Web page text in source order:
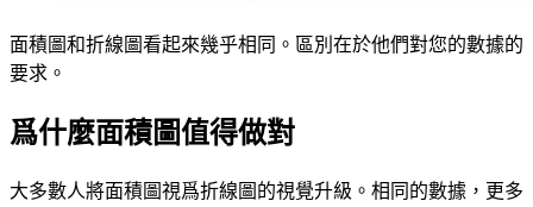
面積圖和折線圖看起來幾乎相同。區別在於他們對您的數據的
要求。
爲什麼面積圖值得做對
大多數人將面積圖視爲折線圖的視覺升級。相同的數據，更多